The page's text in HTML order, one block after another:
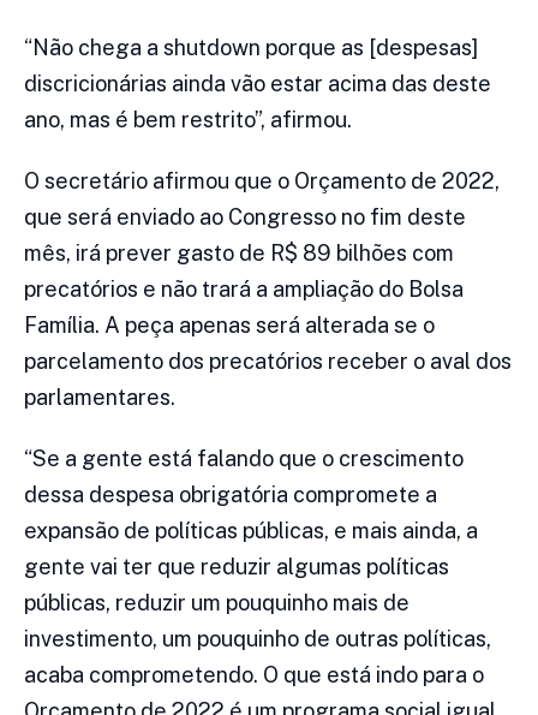
“Não chega a shutdown porque as [despesas]
discricionárias ainda vão estar acima das deste
ano, mas é bem restrito”, afirmou.
O secretário afirmou que o Orçamento de 2022,
que será enviado ao Congresso no fim deste
mês, irá prever gasto de R$ 89 bilhões com
precatórios e não trará a ampliação do Bolsa
Família. A peça apenas será alterada se o
parcelamento dos precatórios receber o aval dos
parlamentares.
“Se a gente está falando que o crescimento
dessa despesa obrigatória compromete a
expansão de políticas públicas, e mais ainda, a
gente vai ter que reduzir algumas políticas
públicas, reduzir um pouquinho mais de
investimento, um pouquinho de outras políticas,
acaba comprometendo. O que está indo para o